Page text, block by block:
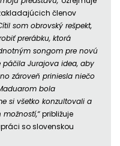
členov
som obrovský rešpekt,
prerábku, ktorá
songom pre novú
páčila Jurajova idea, aby
zároveň priniesla niečo
bola
si všetko konzultovali a
približuje
so slovenskou